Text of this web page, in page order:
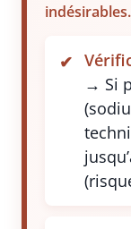
indésirables.
→ Si